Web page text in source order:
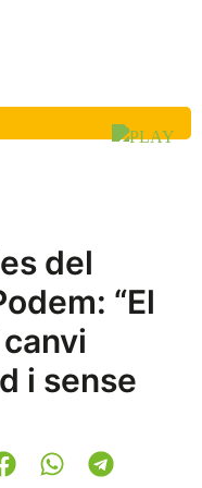
del
“El
i sense